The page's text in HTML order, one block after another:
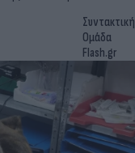
Συντακτική
Ομάδα
Flash.gr